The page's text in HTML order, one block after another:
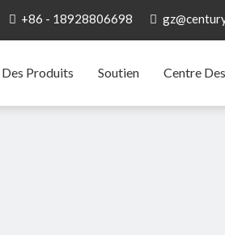
 +86 - 18928806698 
Des Produits Soutien Centre